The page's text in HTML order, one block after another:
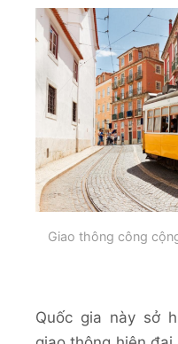
Giao thông công
Quốc gia này sở